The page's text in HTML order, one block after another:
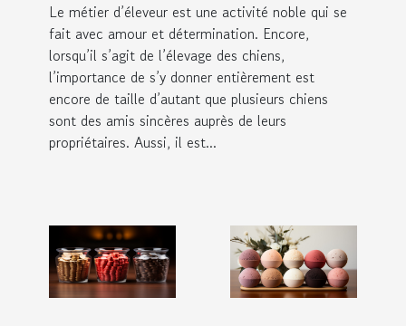
Le métier d’éleveur est une activité noble qui se
fait avec amour et détermination. Encore,
lorsqu’il s’agit de l’élevage des chiens,
l’importance de s’y donner entièrement est
encore de taille d’autant que plusieurs chiens
sont des amis sincères auprès de leurs
propriétaires. Aussi, il est...